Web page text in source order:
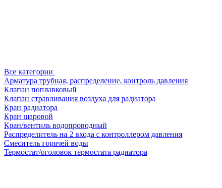
Все категории
Арматура трубная, распределение, контроль давления
Клапан поплавковый
Клапан стравливания воздуха для радиатора
Кран радиатора
Кран шаровой
Кран/вентиль водопроводный
Распределитель на 2 входа с контроллером давления
Смеситель горячей воды
Термостат/оголовок термостата радиатора